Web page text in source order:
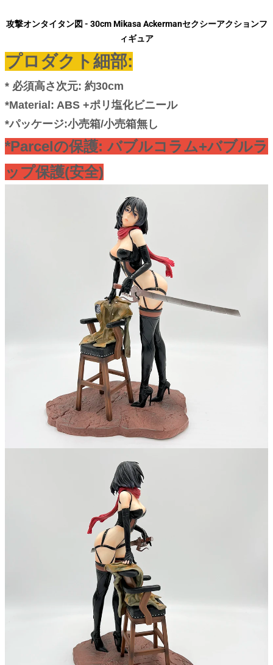
攻撃オンタイタン図 - 30cm Mikasa Ackermanセクシーアクションフ
ィギュア
プロダクト細部:
* 必須高さ次元: 約30cm
*Material: ABS +ポリ塩化ビニール
*パッケージ:小売箱/小売箱無し
*Parcelの保護: バブルコラム+バブルラ
ップ保護(安全)